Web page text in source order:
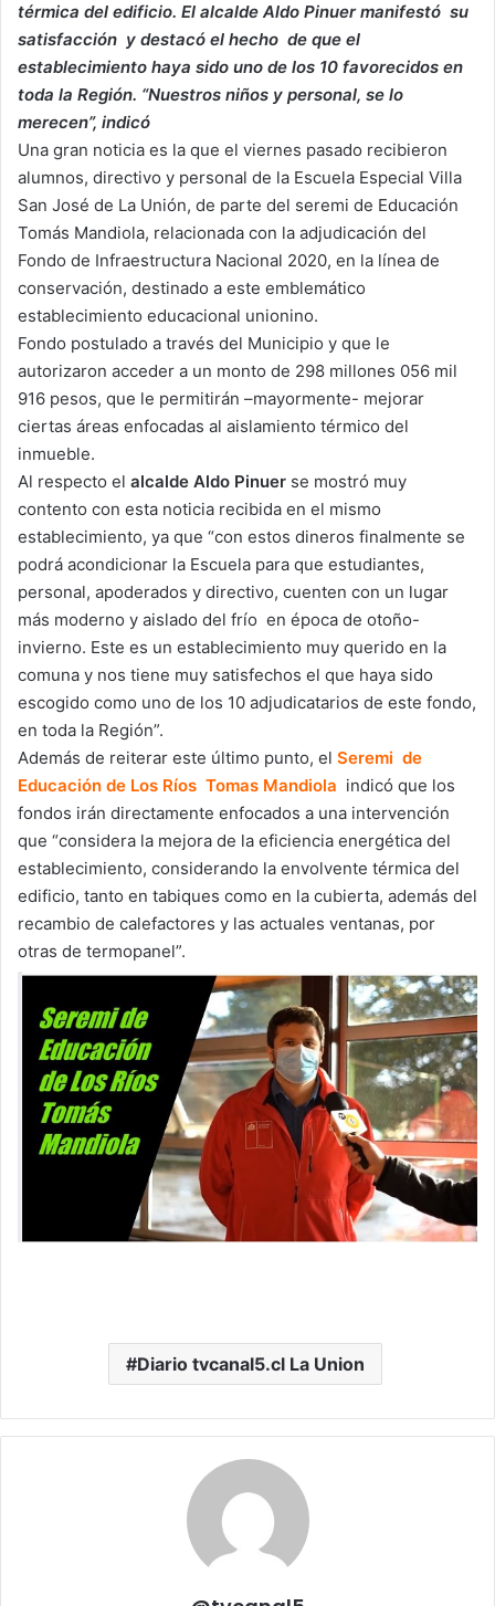
térmica del edificio. El alcalde Aldo Pinuer manifestó su
satisfacción y destacó el hecho de que el
establecimiento haya sido uno de los 10 favorecidos en
toda la Región. “Nuestros niños y personal, se lo
merecen”, indicó
Una gran noticia es la que el viernes pasado recibieron
alumnos, directivo y personal de la Escuela Especial Villa
San José de La Unión, de parte del seremi de Educación
Tomás Mandiola, relacionada con la adjudicación del
Fondo de Infraestructura Nacional 2020, en la línea de
conservación, destinado a este emblemático
establecimiento educacional unionino.
Fondo postulado a través del Municipio y que le
autorizaron acceder a un monto de 298 millones 056 mil
916 pesos, que le permitirán –mayormente- mejorar
ciertas áreas enfocadas al aislamiento térmico del
inmueble.
Al respecto el alcalde Aldo Pinuer se mostró muy
contento con esta noticia recibida en el mismo
establecimiento, ya que “con estos dineros finalmente se
podrá acondicionar la Escuela para que estudiantes,
personal, apoderados y directivo, cuenten con un lugar
más moderno y aislado del frío en época de otoño-
invierno. Este es un establecimiento muy querido en la
comuna y nos tiene muy satisfechos el que haya sido
escogido como uno de los 10 adjudicatarios de este fondo,
en toda la Región”.
Además de reiterar este último punto, el Seremi de
Educación de Los Ríos Tomas Mandiola indicó que los
fondos irán directamente enfocados a una intervención
que “considera la mejora de la eficiencia energética del
establecimiento, considerando la envolvente térmica del
edificio, tanto en tabiques como en la cubierta, además del
recambio de calefactores y las actuales ventanas, por
otras de termopanel”.
Diario tvcanal5.cl La Union